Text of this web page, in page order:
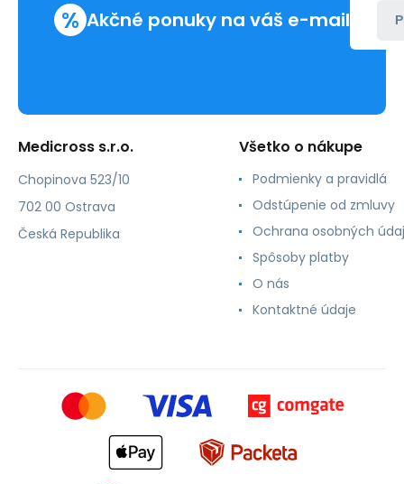
% Akčné ponuky na váš e-mail
Medicross s.r.o.
Chopinova 523/10
702 00 Ostrava
Česká Republika
Všetko o nákupe
Podmienky a pravidlá
Odstúpenie od zmluvy
Ochrana osobných
Spôsoby platby
O nás
Kontaktné údaje